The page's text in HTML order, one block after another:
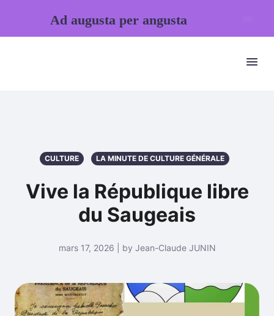
CULTURE LA MINUTE DE CULTURE GÉNÉRALE
Vive la République libre
du Saugeais
mars 17, 2026 | by Jean-Claude JUNIN
Ad augusta per angusta